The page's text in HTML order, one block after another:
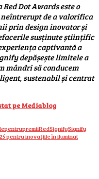
Dot Awards este o
de a valorifica
prin design inovator și
susținute științific
captivantă a
depășește limitele a
mândri să conducem
sustenabil și centrat
pe Mediablog
pentrupremiiRedSignifySignify
pentru inovațiile în iluminat